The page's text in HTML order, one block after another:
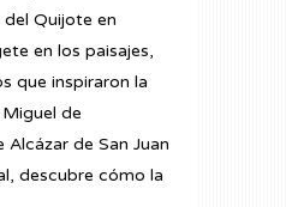
Quijote en
en los paisajes,
que inspiraron la
de
Alcázar de San Juan
descubre cómo la